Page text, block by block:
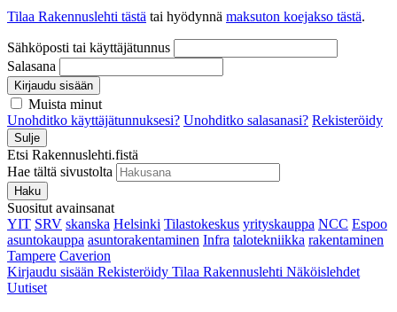
Tilaa Rakennuslehti tästä tai hyödynnä maksuton koejakso tästä.
Sähköposti tai käyttäjätunnus
Salasana
Kirjaudu sisään
Muista minut
Unohditko käyttäjätunnuksesi? Unohditko salasanasi? Rekisteröidy
Sulje
Etsi Rakennuslehti.fistä
Hae tältä sivustolta
Haku
Suositut avainsanat
YIT SRV skanska Helsinki Tilastokeskus yrityskauppa NCC Espoo
asuntokauppa asuntorakentaminen Infra talotekniikka rakentaminen
Tampere Caverion
Kirjaudu sisään Rekisteröidy Tilaa Rakennuslehti Näköislehdet
Uutiset